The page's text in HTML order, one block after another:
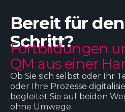
Bereit für
Schritt?
Fortbildungen
QM aus einer
Ob Sie sich selbst oder Ihr
oder Ihre Prozesse
begleitet Sie auf beiden
ohne Umwege.